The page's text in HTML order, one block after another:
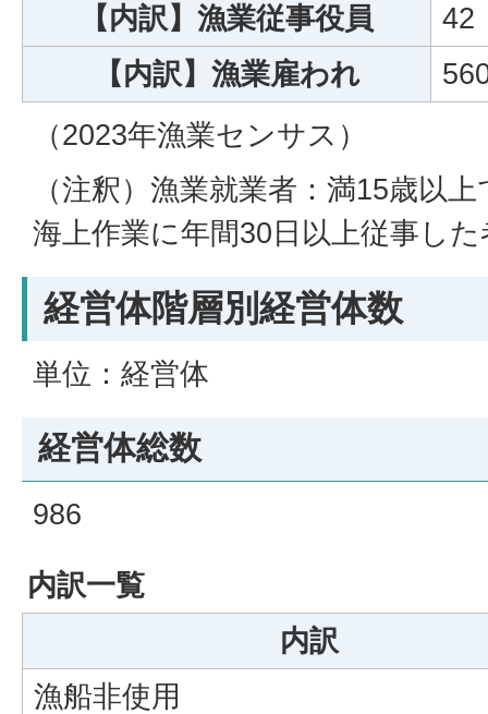
【内訳】漁業従事役員
42
【内訳】漁業雇われ
（2023年漁業センサス）
（注釈）漁業就業者：満15歳以
海上作業に年間30日以上従事し
経営体階層別経営体数
単位：経営体
経営体総数
986
内訳一覧
内訳
漁船非使用